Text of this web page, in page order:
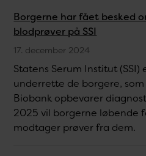
Borgerne har fået besked
blodprøver på SSI
17. december 2024
Statens Serum Institut (SSI)
underrette de borgere,
Biobank opbevarer
2025 vil borgerne løbende
modtager prøver fra dem.